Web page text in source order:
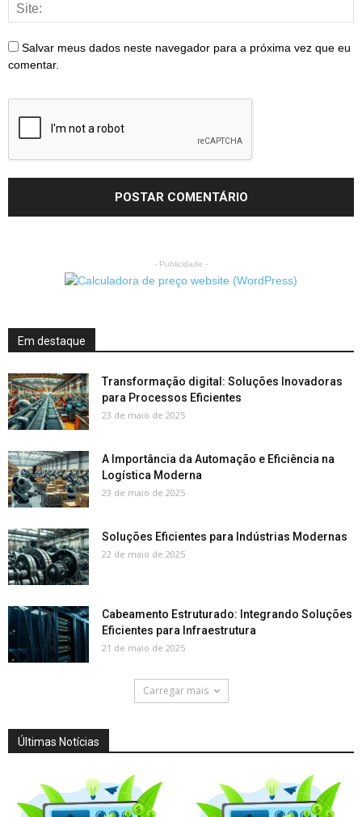
Salvar meus dados neste navegador para a próxima vez que eu
comentar.
- Publicidade -
Em destaque
Transformação digital: Soluções Inovadoras
para Processos Eficientes
23 de maio de 2025
A Importância da Automação e Eficiência na
Logística Moderna
23 de maio de 2025
Soluções Eficientes para Indústrias Modernas
22 de maio de 2025
Cabeamento Estruturado: Integrando Soluções
Eficientes para Infraestrutura
21 de maio de 2025
Carregar mais
Últimas Notícias